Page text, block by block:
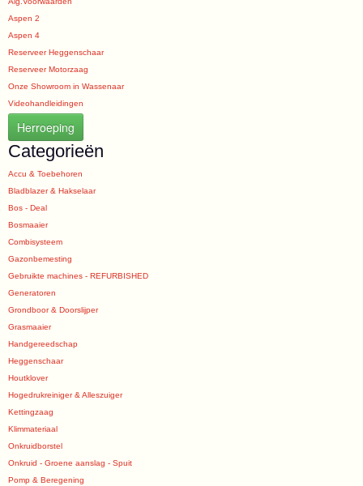
Aspen 2
Aspen 4
Reserveer Heggenschaar
Reserveer Motorzaag
Onze Showroom in Wassenaar
Videohandleidingen
Herroeping
Categorieën
Accu & Toebehoren
Bladblazer & Hakselaar
Bos - Deal
Bosmaaier
Combisysteem
Gazonbemesting
Gebruikte machines - REFURBISHED
Generatoren
Grondboor & Doorslijper
Grasmaaier
Handgereedschap
Heggenschaar
Houtklover
Hogedrukreiniger & Alleszuiger
Kettingzaag
Klimmateriaal
Onkruidborstel
Onkruid - Groene aanslag - Spuit
Pomp & Beregening